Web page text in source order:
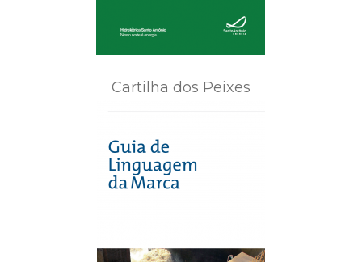
Cartilha dos Peixes